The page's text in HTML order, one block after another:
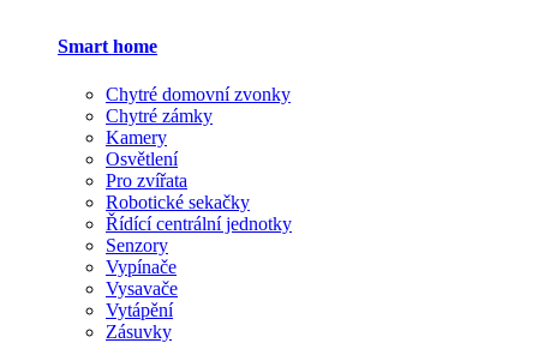
Smart home
Chytré domovní zvonky
Chytré zámky
Kamery
Osvětlení
Pro zvířata
Robotické sekačky
Řídící centrální jednotky
Senzory
Vypínače
Vysavače
Vytápění
Zásuvky